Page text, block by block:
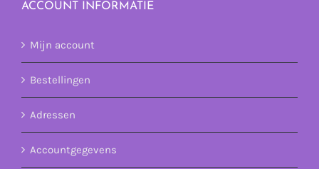
ACCOUNT INFORMATIE
Mijn account
Bestellingen
Adressen
Accountgegevens